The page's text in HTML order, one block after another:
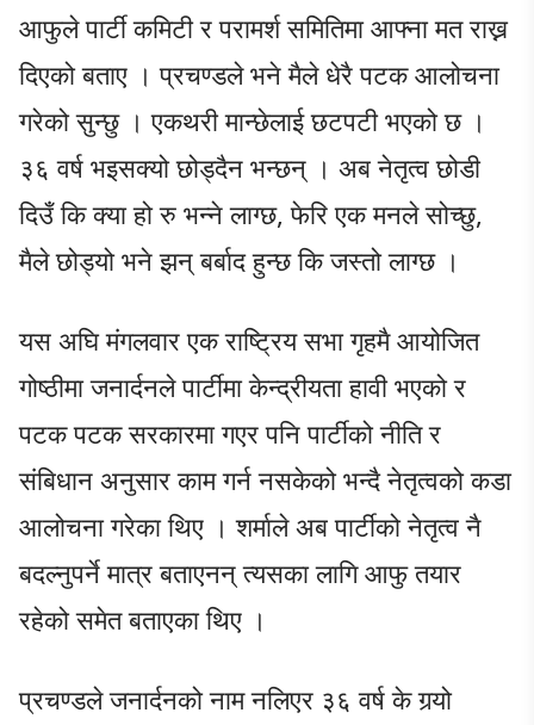
आफुले पार्टी कमिटी र परामर्श समितिमा आफ्ना मत राख्न
दिएको बताए । प्रचण्डले भने मैले धेरै पटक आलोचना
गरेको सुन्छु । एकथरी मान्छेलाई छटपटी भएको छ ।
३६ वर्ष भइसक्यो छोड्दैन भन्छन् । अब नेतृत्व छोडी
दिउँ कि क्या हो रु भन्ने लाग्छ, फेरि एक मनले सोच्छु,
मैले छोड्यो भने झन् बर्बाद हुन्छ कि जस्तो लाग्छ ।
यस अघि मंगलवार एक राष्ट्रिय सभा गृहमै आयोजित
गोष्ठीमा जनार्दनले पार्टीमा केन्द्रीयता हावी भएको र
पटक पटक सरकारमा गएर पनि पार्टीको नीति र
संबिधान अनुसार काम गर्न नसकेको भन्दै नेतृत्वको कडा
आलोचना गरेका थिए । शर्माले अब पार्टीको नेतृत्व नै
बदल्नुपर्ने मात्र बताएनन् त्यसका लागि आफु तयार
रहेको समेत बताएका थिए ।
प्रचण्डले जनार्दनको नाम नलिएर ३६ वर्ष के गर्‍यो